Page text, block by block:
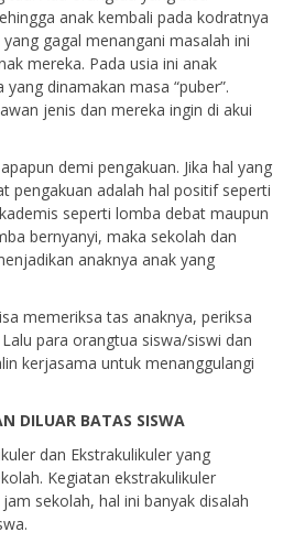
anak kembali pada kodratnya
gagal menangani masalah ini
mereka. Pada usia ini anak
dinamakan masa “puber”.
jenis dan mereka ingin di akui
demi pengakuan. Jika hal yang
pengakuan adalah hal positif seperti
seperti lomba debat maupun
bernyanyi, maka sekolah dan
anaknya anak yang
memeriksa tas anaknya, periksa
para orangtua siswa/siswi dan
kerjasama untuk menanggulangi
DILUAR BATAS SISWA
dan Ekstrakulikuler yang
Kegiatan ekstrakulikuler
sekolah, hal ini banyak disalah